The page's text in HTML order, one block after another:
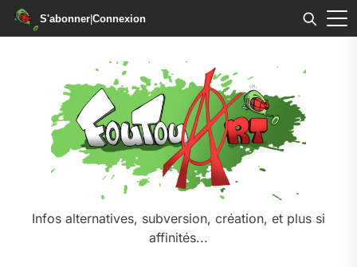
S'abonner|Connexion
Infos alternatives, subversion, création, et plus si
affinités...